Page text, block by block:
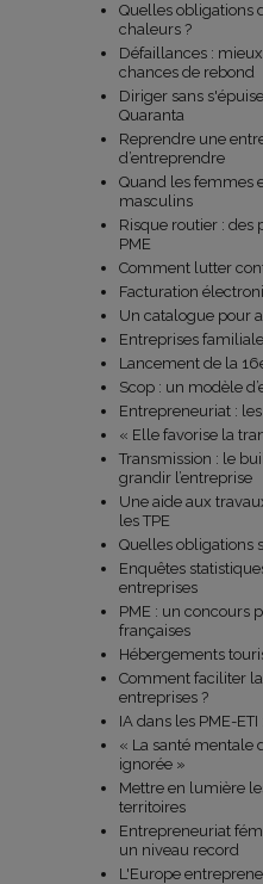
Quelles obligations
chaleurs ?
Défaillances :
chances de rebond
Diriger sans
Quaranta
Reprendre une
d’entreprendre
Quand les femmes
masculins
Risque routier : des
PME
Comment lutter
Facturation
Un catalogue pour
Entreprises
Lancement de la
Scop : un modèle
Entrepreneuriat :
« Elle favorise la
Transmission : le
grandir l’entreprise
Une aide aux
les TPE
Quelles obligations
Enquêtes
entreprises
PME : un concours
françaises
Hébergements
Comment faciliter
entreprises ?
IA dans les PME-
« La santé mentale
ignorée »
Mettre en lumière
territoires
Entrepreneuriat
un niveau record
L'Europe